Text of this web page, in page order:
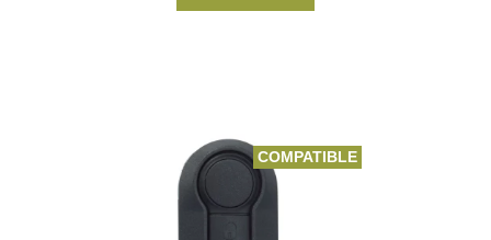
COMPATIBLE